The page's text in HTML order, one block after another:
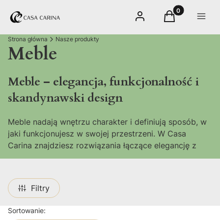
Zaloguj sięProdukty w
Koszyk Menu
Strona główna Nasze produkty
Meble
Meble – elegancja, funkcjonalność i
skandynawski design
Meble nadają wnętrzu charakter i definiują sposób, w
jaki funkcjonujesz w swojej przestrzeni. W Casa
Carina znajdziesz rozwiązania łączące elegancję z
praktycznością – od wygodnych foteli, przez
i witryny. To kolekcje inspirowane stylem
skandynawskim, industrialnym, boho oraz
Filtry
Lista produktów
Sortowanie: